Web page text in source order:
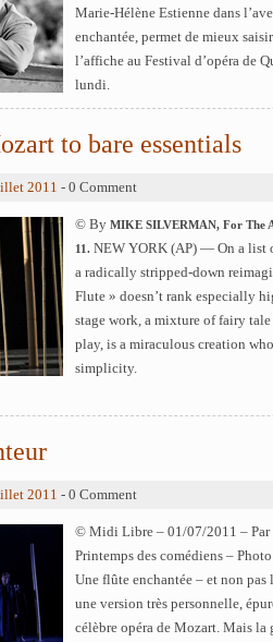
Marie-Hélène Estienne dans
enchantée, permet de mieux
l’affiche au Festival d’opéra de
lundi.
to bare essentials
2011 - 0 Comment
© By MIKE SILVERMAN, For The
11. NEW YORK (AP) — On a list
a radically stripped-down
Flute » doesn’t rank especially
stage work, a mixture of fairy
play, is a miraculous creation
simplicity.
2011 - 0 Comment
© Midi Libre – 01/07/2011 – Par
Printemps des comédiens –
Une flûte enchantée – et non pas
une version très personnelle,
célèbre opéra de Mozart. Mais la